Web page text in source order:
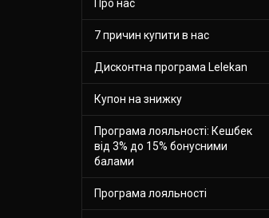
Про нас
7 причин купити в нас
Дисконтна програма Lelekan
Купон на знижку
Програма лояльності: Кешбек
від 3% до 15% бонусними
балами
Програма лояльності